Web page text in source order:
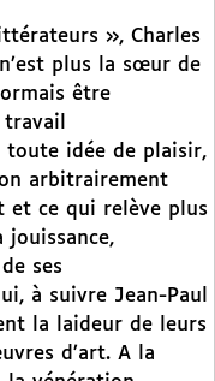
», Charles
plus la sœur de
être
toute idée de plaisir,
arbitrairement
et ce qui relève plus
jouissance,
ses
à suivre Jean-Paul
la laideur de leurs
d’art. A la